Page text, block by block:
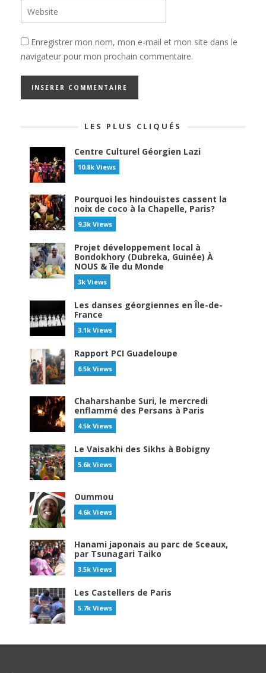
Enregistrer mon nom, mon e-mail et mon site dans le
navigateur pour mon prochain commentaire.
LES PLUS CLIQUÉS
Centre Culturel Géorgien Lazi
10.8k Views
Pourquoi les hindouistes cassent la
noix de coco à la Chapelle, Paris?
9.3k Views
Projet développement local à
Bondokhory (Dubreka, Guinée) À
NOUS & île du Monde
3k Views
Les danses géorgiennes en Île-de-
France
3.1k Views
Rapport PCI Guadeloupe
6.5k Views
Chaharshanbe Suri, le mercredi
enflammé des Persans à Paris
4.5k Views
Le Vaisakhi des Sikhs à Bobigny
5.6k Views
Oummou
4.6k Views
Hanami japonais au parc de Sceaux,
par Tsunagari Taiko
3.5k Views
Les Castellers de Paris
5.7k Views